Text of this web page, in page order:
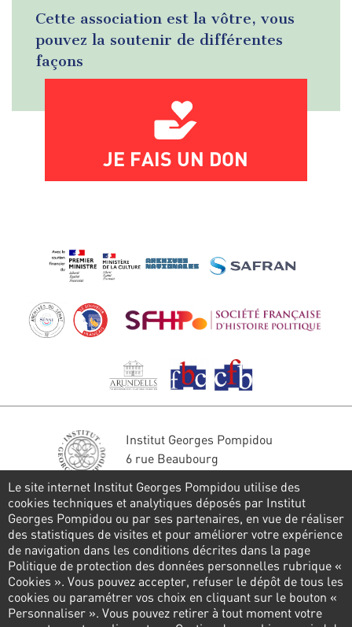
Cette association est la vôtre, vous
pouvez la soutenir de différentes
façons
JE FAIS UN DON
Institut Georges Pompidou
6 rue Beaubourg
Tél. : 01 44 78 41 22
Restons en contact
FORMULAIRE DE CONTACT
Suivez-nous
Le site internet Institut Georges Pompidou utilise des
cookies techniques et analytiques déposés par Institut
Georges Pompidou ou par ses partenaires, en vue de réaliser
des statistiques de visites et pour améliorer votre expérience
de navigation dans les conditions décrites dans la page
Politique de protection des données personnelles rubrique «
Cookies ». Vous pouvez accepter, refuser le dépôt de tous les
cookies ou paramétrer vos choix en cliquant sur le bouton «
Personnaliser ». Vous pouvez retirer à tout moment votre